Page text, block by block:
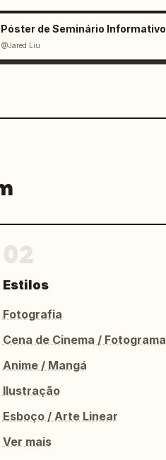
@Jared Liu
Estilos
Fotografia
Cena de Cinema / Fotograma
Anime / Mangá
Ilustração
Esboço / Arte Linear
Ver mais